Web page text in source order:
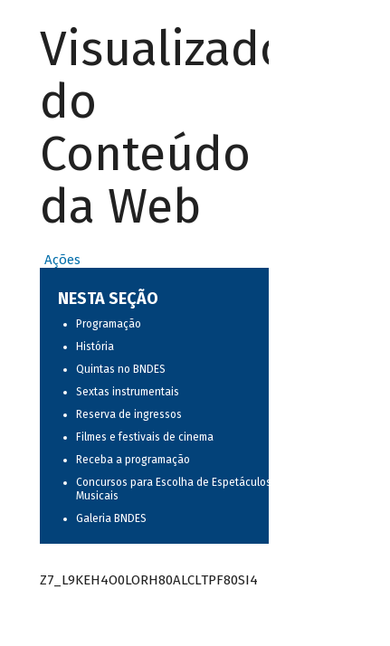
Visualizador
do
Conteúdo
da Web
Ações
NESTA SEÇÃO
Programação
História
Quintas no BNDES
Sextas instrumentais
Reserva de ingressos
Filmes e festivais de cinema
Receba a programação
Concursos para Escolha de Espetáculos
Musicais
Galeria BNDES
Z7_L9KEH4O0LORH80ALCLTPF80SI4